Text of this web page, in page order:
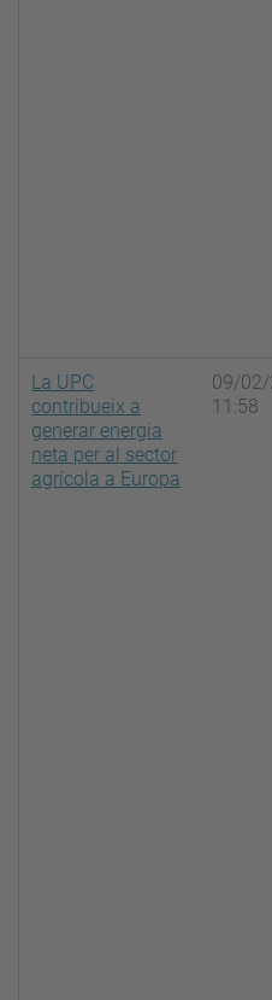
La UPC
contribueix a
generar energia
neta per al sector
agrícola a Europa
09/
11:58